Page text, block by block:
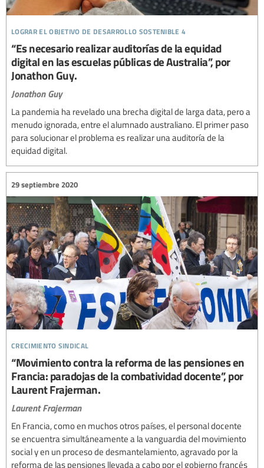
lograr el objetivo de desarrollo sostenible 4
“Es necesario realizar auditorías de la equidad
digital en las escuelas públicas de Australia”, por
Jonathon Guy.
Jonathon Guy
La pandemia ha revelado una brecha digital de larga data, pero a
menudo ignorada, entre el alumnado australiano. El primer paso
para solucionar el problema es realizar una auditoría de la
equidad digital.
crecimiento sindical
29 septiembre 2020
“Movimiento contra la reforma de las pensiones en
Francia: paradojas de la combatividad docente”, por
Laurent Frajerman.
Laurent Frajerman
En Francia, como en muchos otros países, el personal docente
se encuentra simultáneamente a la vanguardia del movimiento
social y en un proceso de desmantelamiento, agravado por la
reforma de las pensiones llevada a cabo por el gobierno francés